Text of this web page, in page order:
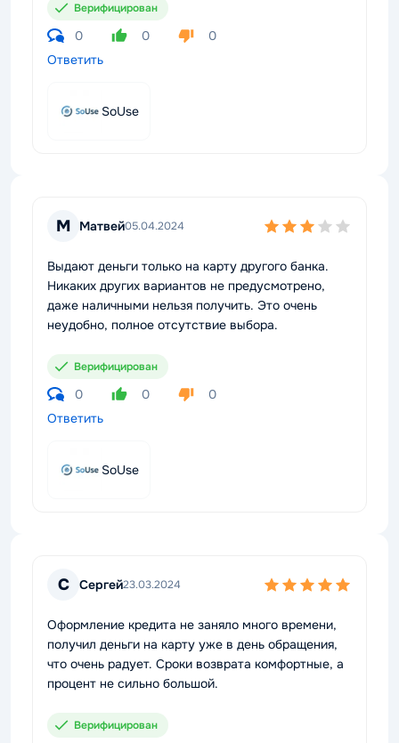
Верифицирован
0 0
0
Ответить
SoUse
М Матвей05.04.2024
Выдают деньги только на карту другого банка.
Никаких других вариантов не предусмотрено,
даже наличными нельзя получить. Это очень
неудобно, полное отсутствие выбора.
Верифицирован
0 0
0
Ответить
SoUse
С Сергей23.03.2024
Оформление кредита не заняло много времени,
получил деньги на карту уже в день обращения,
что очень радует. Сроки возврата комфортные, а
процент не сильно большой.
Верифицирован